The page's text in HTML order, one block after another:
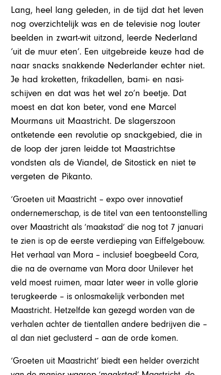
Lang, heel lang geleden, in de tijd dat het leven
nog overzichtelijk was en de televisie nog louter
beelden in zwart-wit uitzond, leerde Nederland
‘uit de muur eten’. Een uitgebreide keuze had de
naar snacks snakkende Nederlander echter niet.
Je had kroketten, frikadellen, bami- en nasi-
schijven en dat was het wel zo’n beetje. Dat
moest en dat kon beter, vond ene Marcel
Mourmans uit Maastricht. De slagerszoon
ontketende een revolutie op snackgebied, die in
de loop der jaren leidde tot Maastrichtse
vondsten als de Viandel, de Sitostick en niet te
vergeten de Pikanto.
‘Groeten uit Maastricht – expo over innovatief
ondernemerschap, is de titel van een tentoonstelling
over Maastricht als ‘maakstad’ die nog tot 7 januari
te zien is op de eerste verdieping van Eiffelgebouw.
Het verhaal van Mora – inclusief boegbeeld Cora,
die na de overname van Mora door Unilever het
veld moest ruimen, maar later weer in volle glorie
terugkeerde – is onlosmakelijk verbonden met
Maastricht. Hetzelfde kan gezegd worden van de
verhalen achter de tientallen andere bedrijven die –
al dan niet geclusterd – aan de orde komen.
‘Groeten uit Maastricht’ biedt een helder overzicht